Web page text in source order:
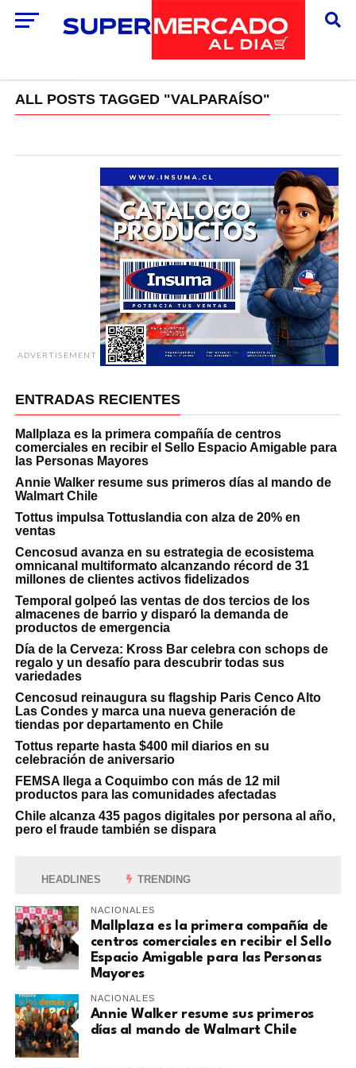
ALL POSTS TAGGED "VALPARAÍSO"
ADVERTISEMENT
ENTRADAS RECIENTES
Mallplaza es la primera compañía de centros
comerciales en recibir el Sello Espacio Amigable para
las Personas Mayores
Annie Walker resume sus primeros días al mando de
Walmart Chile
Tottus impulsa Tottuslandia con alza de 20% en
ventas
Cencosud avanza en su estrategia de ecosistema
omnicanal multiformato alcanzando récord de 31
millones de clientes activos fidelizados
Temporal golpeó las ventas de dos tercios de los
almacenes de barrio y disparó la demanda de
productos de emergencia
Día de la Cerveza: Kross Bar celebra con schops de
regalo y un desafío para descubrir todas sus
variedades
Cencosud reinaugura su flagship Paris Cenco Alto
Las Condes y marca una nueva generación de
tiendas por departamento en Chile
Tottus reparte hasta $400 mil diarios en su
celebración de aniversario
FEMSA llega a Coquimbo con más de 12 mil
productos para las comunidades afectadas
Chile alcanza 435 pagos digitales por persona al año,
pero el fraude también se dispara
HEADLINES TRENDING
NACIONALES
Mallplaza es la primera compañía de
centros comerciales en recibir el Sello
Espacio Amigable para las Personas
Mayores
NACIONALES
Annie Walker resume sus primeros
días al mando de Walmart Chile